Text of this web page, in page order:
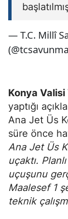
— T.C. Millî
Konya
yaptığı
Ana Jet Üs
süre önce
Ana Jet Üs
uçaktı.
uçuşunu
Maalesef 1
teknik